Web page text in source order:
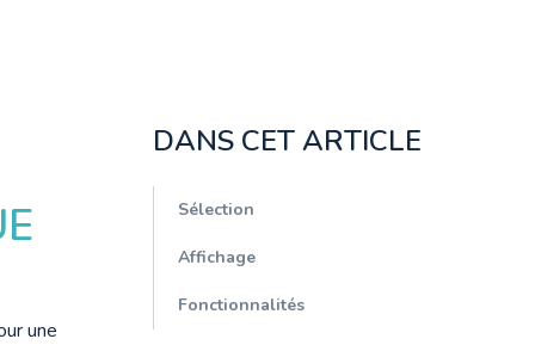
une
DANS CET ARTICLE
Sélection
Affichage
Fonctionnalités